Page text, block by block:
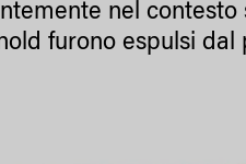
nel
furono espulsi dal